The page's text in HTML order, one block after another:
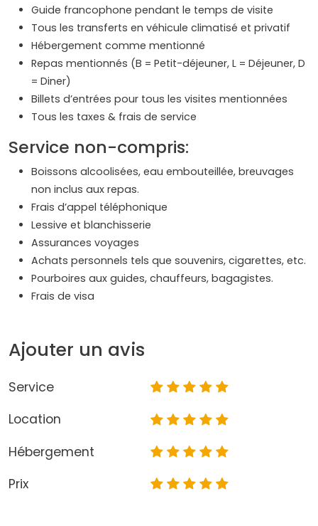
Guide francophone pendant le temps de visite
Tous les transferts en véhicule climatisé et privatif
Hébergement comme mentionné
Repas mentionnés (B = Petit-déjeuner, L = Déjeuner, D
= Diner)
Billets d’entrées pour tous les visites mentionnées
Tous les taxes & frais de service
Service non-compris:
Boissons alcoolisées, eau embouteillée, breuvages
non inclus aux repas.
Frais d’appel téléphonique
Lessive et blanchisserie
Assurances voyages
Achats personnels tels que souvenirs, cigarettes, etc.
Pourboires aux guides, chauffeurs, bagagistes.
Frais de visa
Ajouter un avis
Service
Location
Hébergement
Prix